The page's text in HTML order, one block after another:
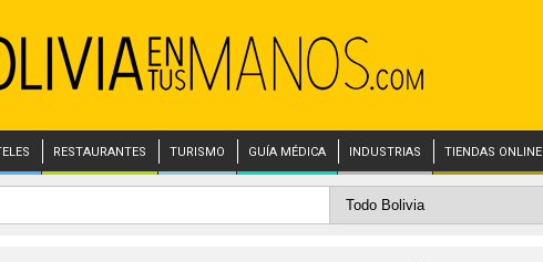
RESTAURANTES TURISMO GUÍA MÉDICA INDUSTRIAS TIENDAS ONLINE